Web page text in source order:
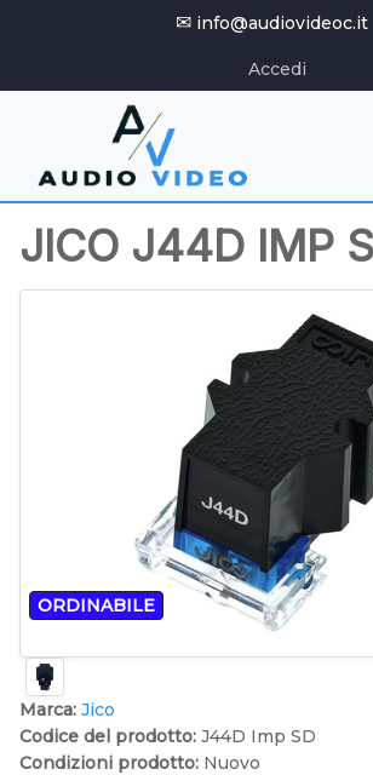
✉ info@audiovideoc.it
Accedi
JICO J44D IMP
ORDINABILE
Marca: Jico
Codice del prodotto: J44D Imp SD
Condizioni prodotto: Nuovo